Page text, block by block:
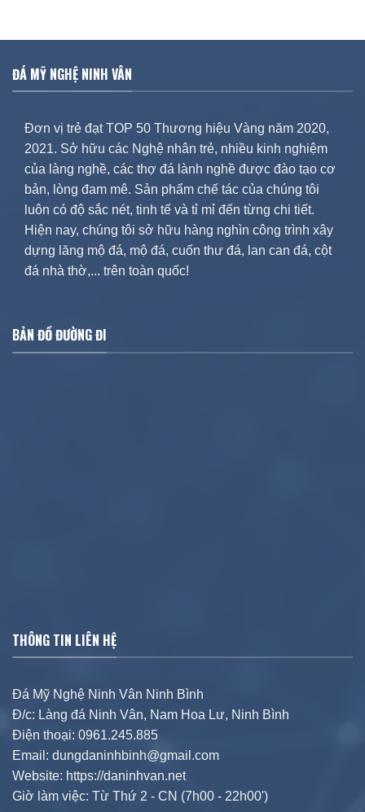
ĐÁ MỸ NGHỆ NINH VÂN
Đơn vị trẻ đạt TOP 50 Thương hiệu Vàng năm 2020,
2021. Sở hữu các Nghệ nhân trẻ, nhiều kinh nghiệm
của làng nghề, các thợ đá lành nghề được đào tạo cơ
bản, lòng đam mê. Sản phẩm chế tác của chúng tôi
luôn có độ sắc nét, tinh tế và tỉ mỉ đến từng chi tiết.
Hiện nay, chúng tôi sở hữu hàng nghìn công trình xây
dựng lăng mộ đá, mộ đá, cuốn thư đá, lan can đá, cột
đá nhà thờ,... trên toàn quốc!
BẢN ĐỒ ĐƯỜNG ĐI
THÔNG TIN LIÊN HỆ
Đá Mỹ Nghệ Ninh Vân Ninh Bình
Đ/c: Làng đá Ninh Vân, Nam Hoa Lư, Ninh Bình
Điện thoại: 0961.245.885
Email: dungdaninhbinh@gmail.com
Website: https://daninhvan.net
Giờ làm việc: Từ Thứ 2 - CN (7h00 - 22h00')